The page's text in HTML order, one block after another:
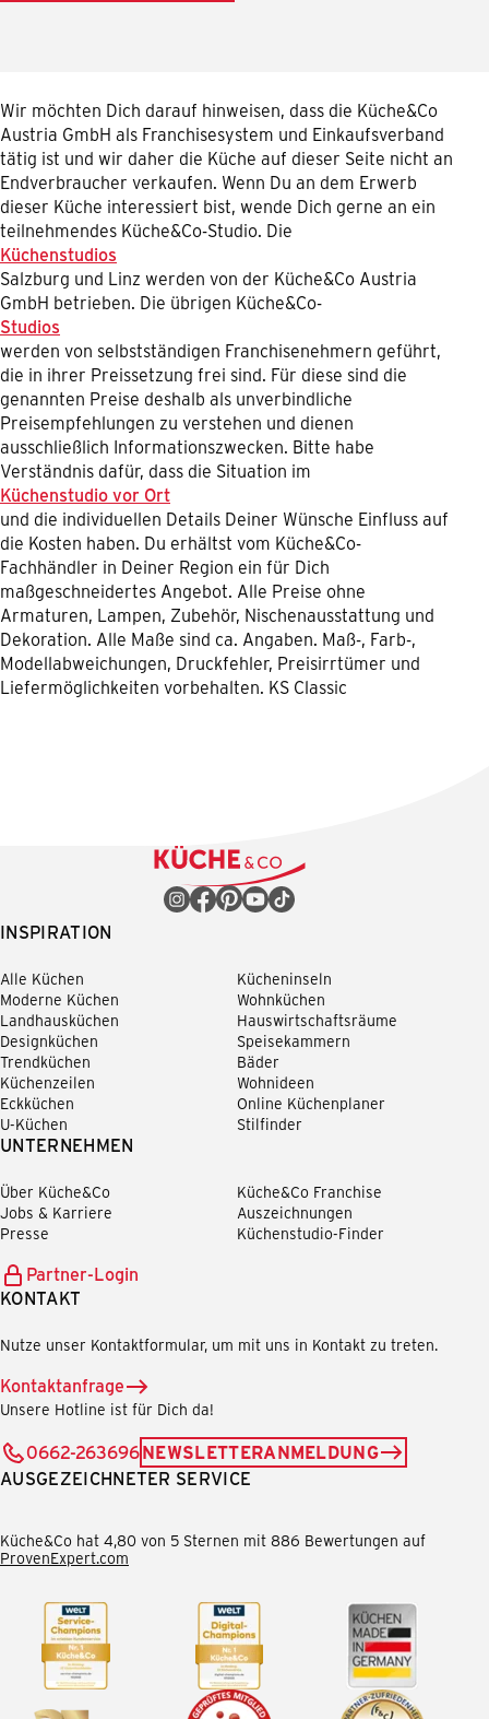
Wir möchten Dich darauf hinweisen, dass die Küche&Co
Austria GmbH als Franchisesystem und Einkaufsverband
tätig ist und wir daher die Küche auf dieser Seite nicht an
Endverbraucher verkaufen. Wenn Du an dem Erwerb
dieser Küche interessiert bist, wende Dich gerne an ein
teilnehmendes Küche&Co-Studio. Die
Küchenstudios
Salzburg und Linz werden von der Küche&Co Austria
GmbH betrieben. Die übrigen Küche&Co-
Studios
werden von selbstständigen Franchisenehmern geführt,
die in ihrer Preissetzung frei sind. Für diese sind die
genannten Preise deshalb als unverbindliche
Preisempfehlungen zu verstehen und dienen
ausschließlich Informationszwecken. Bitte habe
Verständnis dafür, dass die Situation im
Küchenstudio vor Ort
und die individuellen Details Deiner Wünsche Einfluss auf
die Kosten haben. Du erhältst vom Küche&Co-
Fachhändler in Deiner Region ein für Dich
maßgeschneidertes Angebot. Alle Preise ohne
Armaturen, Lampen, Zubehör, Nischenausstattung und
Dekoration. Alle Maße sind ca. Angaben. Maß-, Farb-,
Modellabweichungen, Druckfehler, Preisirrtümer und
Liefermöglichkeiten vorbehalten. KS Classic
INSPIRATION
Alle Küchen
Moderne Küchen
Landhausküchen
Designküchen
Trendküchen
Küchenzeilen
Eckküchen
U-Küchen
Kücheninseln
Wohnküchen
Hauswirtschaftsräume
Speisekammern
Bäder
Wohnideen
Online Küchenplaner
Stilfinder
UNTERNEHMEN
Über Küche&Co
Jobs & Karriere
Presse
Küche&Co Franchise
Auszeichnungen
Küchenstudio-Finder
Partner-Login
KONTAKT
Nutze unser Kontaktformular, um mit uns in Kontakt zu treten.
Kontaktanfrage
Unsere Hotline ist für Dich da!
0662-263696NEWSLETTERANMELDUNG
AUSGEZEICHNETER SERVICE
Küche&Co hat 4,80 von 5 Sternen mit 886 Bewertungen auf
ProvenExpert.com